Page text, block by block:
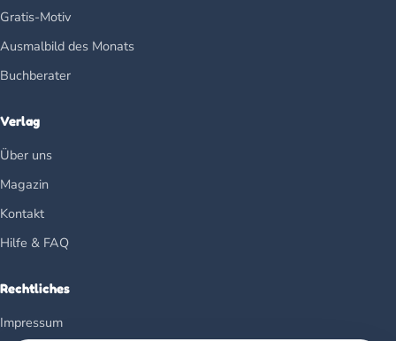
Gratis-Motiv
Ausmalbild des Monats
Buchberater
Verlag
Über uns
Magazin
Kontakt
Hilfe & FAQ
Rechtliches
Impressum